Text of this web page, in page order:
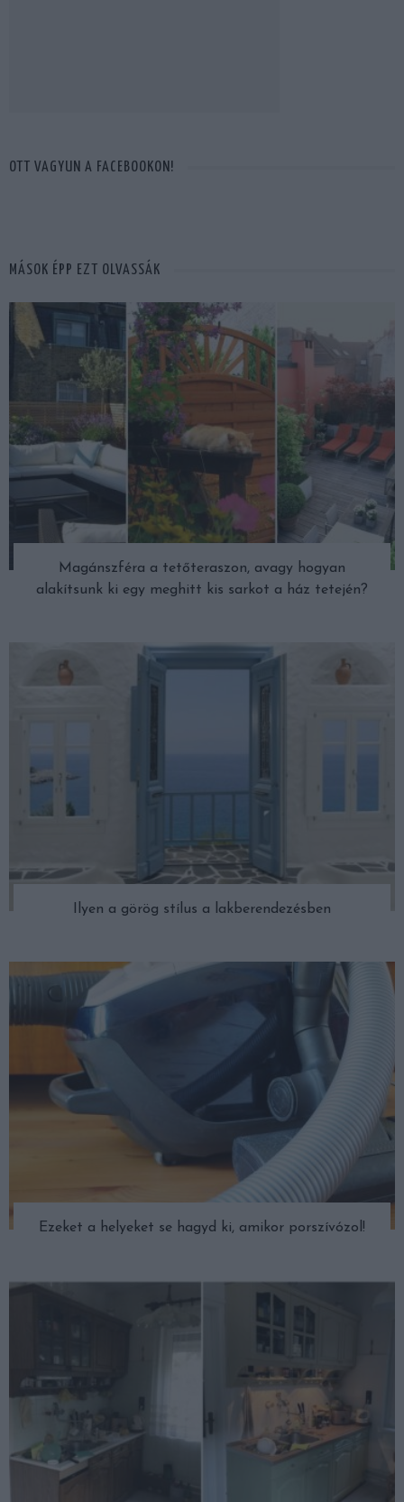
OTT VAGYUN A FACEBOOKON!
MÁSOK ÉPP EZT OLVASSÁK
Magánszféra a tetőteraszon, avagy hogyan
alakítsunk ki egy meghitt kis sarkot a ház tetején?
Ilyen a görög stílus a lakberendezésben
Ezeket a helyeket se hagyd ki, amikor porszívózol!